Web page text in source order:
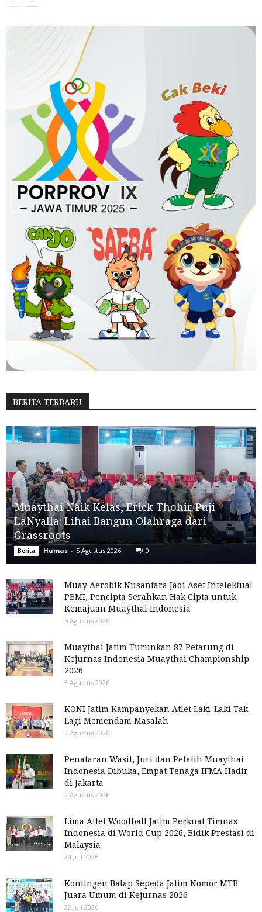
BERITA TERBARU
Muaythai Naik Kelas, Erick Thohir Puji
LaNyalla: Lihai Bangun Olahraga dari
Grassroots
Berita Humas - 5 Agustus 2026 0
Muay Aerobik Nusantara Jadi Aset Intelektual
PBMI, Pencipta Serahkan Hak Cipta untuk
Kemajuan Muaythai Indonesia
5 Agustus 2026
Muaythai Jatim Turunkan 87 Petarung di
Kejurnas Indonesia Muaythai Championship
2026
3 Agustus 2026
KONI Jatim Kampanyekan Atlet Laki-Laki Tak
Lagi Memendam Masalah
3 Agustus 2026
Penataran Wasit, Juri dan Pelatih Muaythai
Indonesia Dibuka, Empat Tenaga IFMA Hadir
di Jakarta
2 Agustus 2026
Lima Atlet Woodball Jatim Perkuat Timnas
Indonesia di World Cup 2026, Bidik Prestasi di
Malaysia
24 Juli 2026
Kontingen Balap Sepeda Jatim Nomor MTB
Juara Umum di Kejurnas 2026
22 Juli 2026